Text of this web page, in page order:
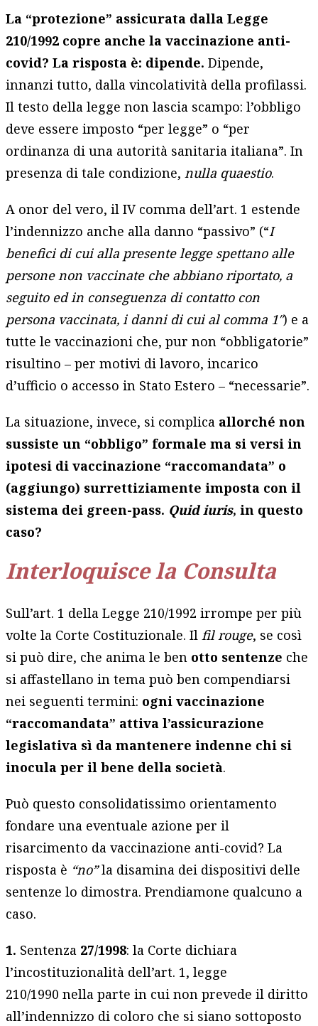
La “protezione” assicurata dalla Legge
210/1992 copre anche la vaccinazione anti-
covid? La risposta è: dipende.Dipende,
innanzi tutto, dalla vincolatività della profilassi.
Il testo della legge non lascia scampo: l’obbligo
deve essere imposto “per legge” o “per
ordinanza di una autorità sanitaria italiana”. In
presenza di tale condizione,nulla quaestio.
A onor del vero, il IV comma dell’art. 1 estende
l’indennizzo anche alla danno “passivo” (“I
benefici di cui alla presente legge spettano alle
persone non vaccinate che abbiano riportato, a
seguito ed in conseguenza di contatto con
persona vaccinata, i danni di cui al comma 1″) e a
tutte le vaccinazioni che, pur non “obbligatorie”
risultino – per motivi di lavoro, incarico
d’ufficio o accesso in Stato Estero – “necessarie”.
La situazione, invece, si complica allorché non
sussiste un “obbligo” formale ma si versi in
ipotesi di vaccinazione “raccomandata” o
(aggiungo) surrettiziamente imposta con il
sistema dei green-pass. Quid iuris, in questo
caso?
Interloquisce la Consulta
Sull’art. 1 della Legge 210/1992 irrompe per più
volte la Corte Costituzionale. Ilfil rouge, se così
si può dire, che anima le ben otto sentenze che
si affastellano in tema può ben compendiarsi
nei seguenti termini: ogni vaccinazione
“raccomandata” attiva l’assicurazione
legislativa sì da mantenere indenne chi si
inocula per il bene della società.
Può questo consolidatissimo orientamento
fondare una eventuale azione per il
risarcimento da vaccinazione anti-covid? La
risposta è “no”la disamina dei dispositivi delle
sentenze lo dimostra. Prendiamone qualcuno a
caso.
1. Sentenza 27/1998: la Corte dichiara
l’incostituzionalità dell’art. 1, legge
210/1990 nella parte in cui non prevede il diritto
all’indennizzo di coloro che si siano sottoposto